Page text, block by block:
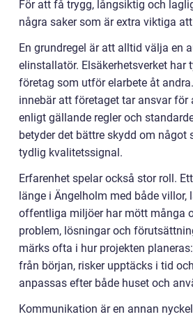
För att få trygg, långsiktig och
några saker som är extra viktiga
En grundregel är att alltid välja en
elinstallatör. Elsäkerhetsverket har
företag som utför elarbete åt
innebär att företaget tar ansvar för
enligt gällande regler och
betyder det bättre skydd om något
tydlig kvalitetssignal.
Erfarenhet spelar också stor roll.
länge i Ängelholm med både villor,
offentliga miljöer har mött många
problem, lösningar och
märks ofta i hur projekten
från början, risker upptäcks i tid
anpassas efter både huset och
Kommunikation är en annan